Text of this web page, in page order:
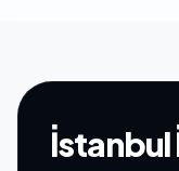
İstanbul